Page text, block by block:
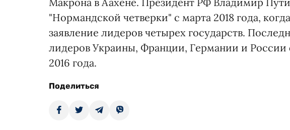
"Нормандской четверки" с марта 2018 года,
заявление лидеров четырех государств.
лидеров Украины, Франции, Германии и России
2016 года.
Поделиться